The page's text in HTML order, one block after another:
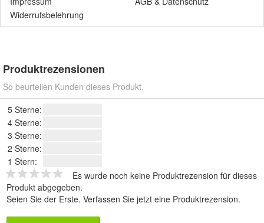
Widerrufsbelehrung
Produktrezensionen
So beurteilen Kunden dieses Produkt.
5 Sterne:
4 Sterne:
3 Sterne:
2 Sterne:
1 Stern:
Es wurde noch keine Produktrezension für dieses
Produkt abgegeben.
Seien Sie der Erste. Verfassen Sie jetzt eine Produktrezension.